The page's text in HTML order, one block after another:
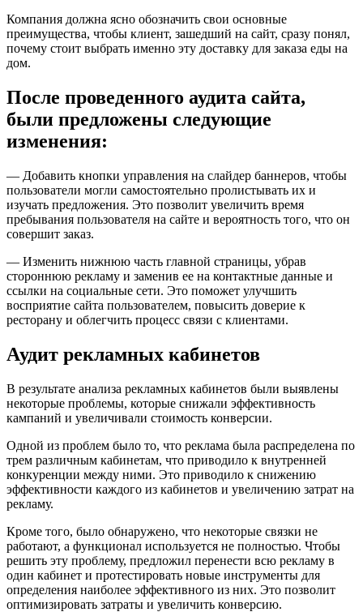
Компания должна ясно обозначить свои основные
преимущества, чтобы клиент, зашедший на сайт, сразу понял,
почему стоит выбрать именно эту доставку для заказа еды на
дом.
После проведенного аудита сайта,
были предложены следующие
изменения:
— Добавить кнопки управления на слайдер баннеров, чтобы
пользователи могли самостоятельно пролистывать их и
изучать предложения. Это позволит увеличить время
пребывания пользователя на сайте и вероятность того, что он
совершит заказ.
— Изменить нижнюю часть главной страницы, убрав
стороннюю рекламу и заменив ее на контактные данные и
ссылки на социальные сети. Это поможет улучшить
восприятие сайта пользователем, повысить доверие к
ресторану и облегчить процесс связи с клиентами.
Аудит рекламных кабинетов
В результате анализа рекламных кабинетов были выявлены
некоторые проблемы, которые снижали эффективность
кампаний и увеличивали стоимость конверсии.
Одной из проблем было то, что реклама была распределена по
трем различным кабинетам, что приводило к внутренней
конкуренции между ними. Это приводило к снижению
эффективности каждого из кабинетов и увеличению затрат на
рекламу.
Кроме того, было обнаружено, что некоторые связки не
работают, а функционал используется не полностью. Чтобы
решить эту проблему, предложил перенести всю рекламу в
один кабинет и протестировать новые инструменты для
определения наиболее эффективного из них. Это позволит
оптимизировать затраты и увеличить конверсию.